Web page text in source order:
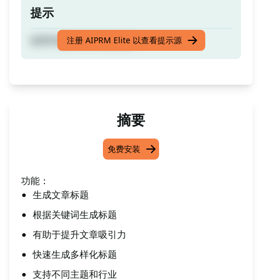
提示
使用关键词自动生成标题
注册 AIPRM Elite 以查看提示源
摘要
免费安装
功能：
生成文章标题
根据关键词生成标题
有助于提升文章吸引力
快速生成多样化标题
支持不同主题和行业